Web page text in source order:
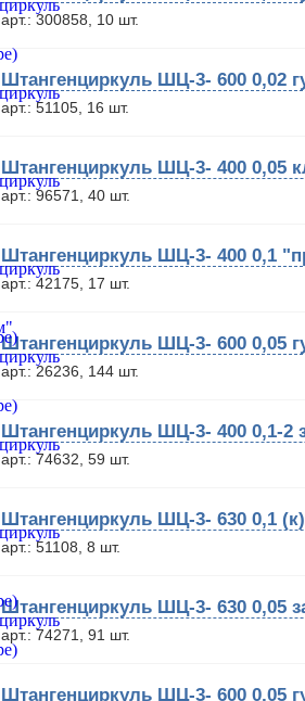
арт.: 300858, 10 шт.
Штангенциркуль ШЦ-3- 600 0,02
арт.: 51105, 16 шт.
Штангенциркуль ШЦ-3- 400 0,05
арт.: 96571, 40 шт.
Штангенциркуль ШЦ-3- 400 0,1
арт.: 42175, 17 шт.
Штангенциркуль ШЦ-3- 600 0,05
арт.: 26236, 144 шт.
Штангенциркуль ШЦ-3- 400 0,1-2
арт.: 74632, 59 шт.
Штангенциркуль ШЦ-3- 630 0,1
арт.: 51108, 8 шт.
Штангенциркуль ШЦ-3- 630 0,05
арт.: 74271, 91 шт.
Штангенциркуль ШЦ-3- 600 0,05